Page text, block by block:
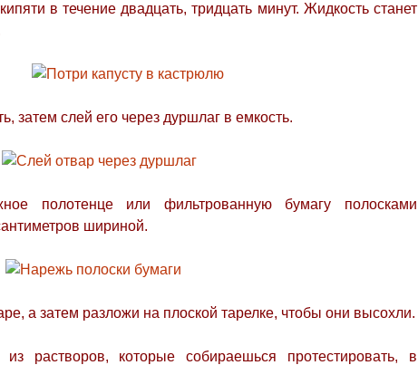
в течение двадцать, тридцать минут. Жидкость станет
затем слей его через дуршлаг в емкость.
полотенце или фильтрованную бумагу полосками
шириной.
а затем разложи на плоской тарелке, чтобы они высохли.
растворов, которые собираешься протестировать, в